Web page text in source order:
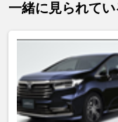
一緒に見られて